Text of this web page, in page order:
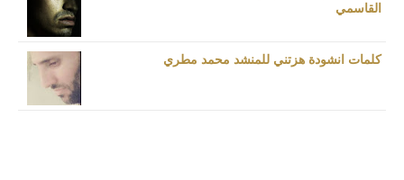
القاسمي
كلمات انشودة هزتني للمنشد محمد مطري